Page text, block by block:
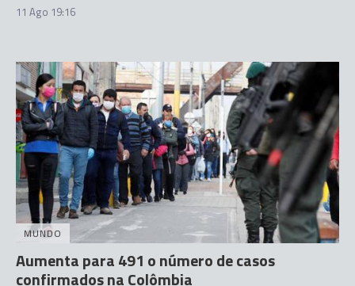
11 Ago 19:16
MUNDO
Aumenta para 491 o número de casos
confirmados na Colômbia